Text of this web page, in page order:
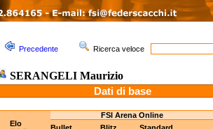
Precedente Ricerca veloce
SERANGELI Maurizio
Dati di base
FSI Arena Online
Elo